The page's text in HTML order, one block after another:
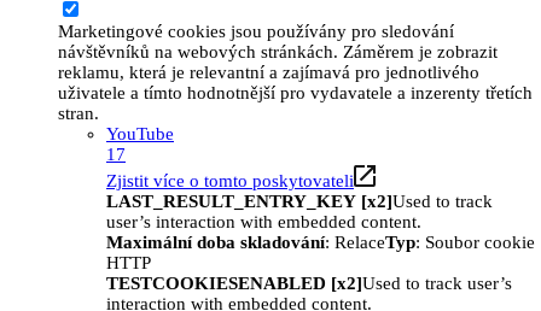
Marketingové cookies jsou používány pro sledování
návštěvníků na webových stránkách. Záměrem je zobrazit
reklamu, která je relevantní a zajímavá pro jednotlivého
uživatele a tímto hodnotnější pro vydavatele a inzerenty třetích
stran.
YouTube
17
Zjistit více o tomto poskytovateli
LAST_RESULT_ENTRY_KEY [x2]Used to track
user’s interaction with embedded content.
Maximální doba skladování: RelaceTyp: Soubor cookie
HTTP
TESTCOOKIESENABLED [x2]Used to track user’s
interaction with embedded content.